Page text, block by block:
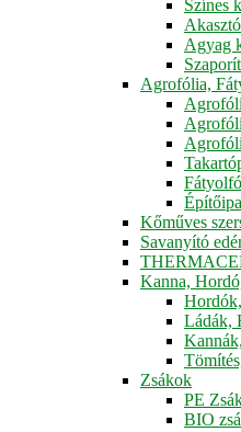
Színes
Agyag
Agrofólia,
Kőműves
Savanyító
Kanna,
Ládák,
Zsákok
PE
BIO